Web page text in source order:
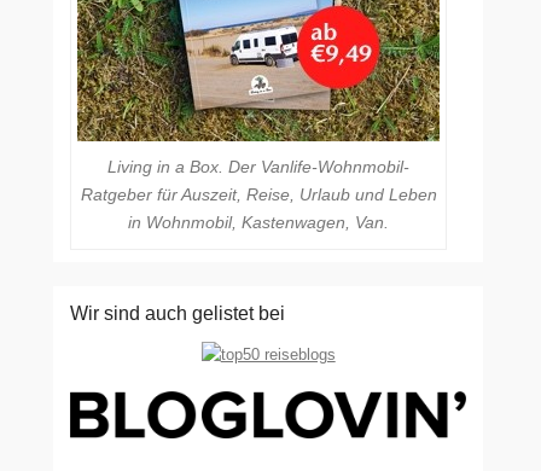
Living in a Box. Der Vanlife-Wohnmobil-
Ratgeber für Auszeit, Reise, Urlaub und Leben
in Wohnmobil, Kastenwagen, Van.
Wir sind auch gelistet bei